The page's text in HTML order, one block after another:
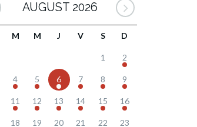
AUGUST 2026
M M J V S D
1 2
4 5 6 7 8 9
11 12 13 14 15 16
18 19 20 21 22 23